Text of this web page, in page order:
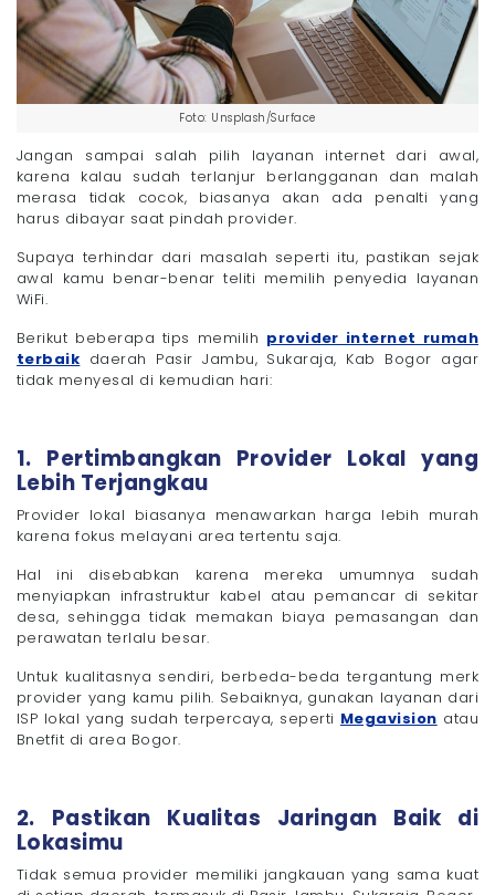
Foto: Unsplash/Surface
Jangan sampai salah pilih layanan internet dari awal,
karena kalau sudah terlanjur berlangganan dan malah
merasa tidak cocok, biasanya akan ada penalti yang
harus dibayar saat pindah provider.
Supaya terhindar dari masalah seperti itu, pastikan sejak
awal kamu benar-benar teliti memilih penyedia layanan
WiFi.
Berikut beberapa tips memilih provider internet rumah
terbaik daerah Pasir Jambu, Sukaraja, Kab Bogor agar
tidak menyesal di kemudian hari:
1. Pertimbangkan Provider Lokal yang
Lebih Terjangkau
Provider lokal biasanya menawarkan harga lebih murah
karena fokus melayani area tertentu saja.
Hal ini disebabkan karena mereka umumnya sudah
menyiapkan infrastruktur kabel atau pemancar di sekitar
desa, sehingga tidak memakan biaya pemasangan dan
perawatan terlalu besar.
Untuk kualitasnya sendiri, berbeda-beda tergantung merk
provider yang kamu pilih. Sebaiknya, gunakan layanan dari
ISP lokal yang sudah terpercaya, seperti Megavision atau
Bnetfit di area Bogor.
2. Pastikan Kualitas Jaringan Baik di
Lokasimu
Tidak semua provider memiliki jangkauan yang sama kuat